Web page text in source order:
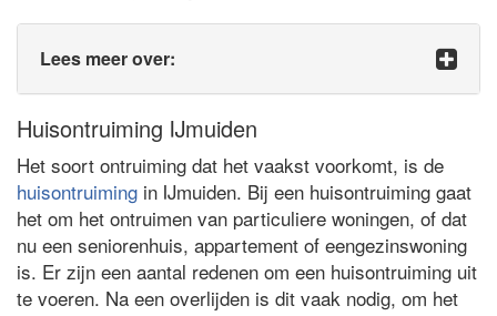
Lees meer over:
Huisontruiming IJmuiden
Het soort ontruiming dat het vaakst voorkomt, is de
huisontruiming in IJmuiden. Bij een huisontruiming gaat
het om het ontruimen van particuliere woningen, of dat
nu een seniorenhuis, appartement of eengezinswoning
is. Er zijn een aantal redenen om een huisontruiming uit
te voeren. Na een overlijden is dit vaak nodig, om het